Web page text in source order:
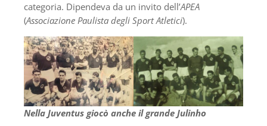
categoria. Dipendeva da un invito dell’APEA
(Associazione Paulista degli Sport Atletici).
Nella Juventus giocò anche il grande Julinho